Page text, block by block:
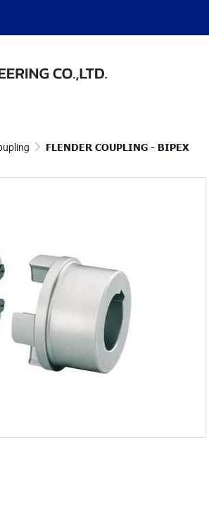
FLENDER COUPLING - BIPEX